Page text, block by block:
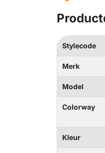
Stylecode
Merk
Model
Colorway
Kleur